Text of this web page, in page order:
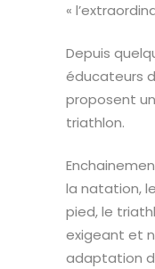
«
Depuis
éducateurs
proposent
triathlon.
la natation,
pied, le
exigeant et
adaptation